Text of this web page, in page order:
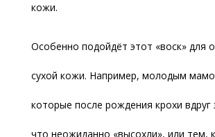
кожи.
Особенно подойдёт этот «воск» для
сухой кожи. Например, молодым
которые после рождения крохи вдруг
что неожиданно «высохли», или тем,